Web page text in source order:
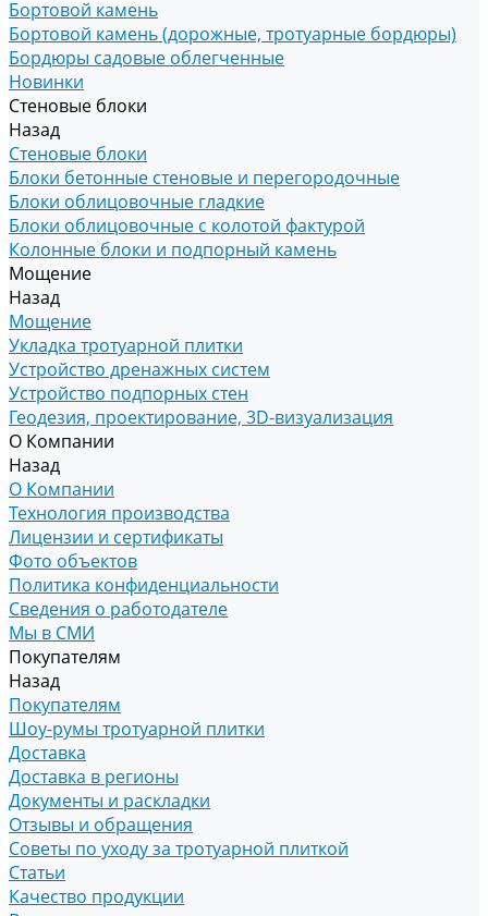
Бортовой камень
Бортовой камень (дорожные, тротуарные бордюры)
Бордюры садовые облегченные
Новинки
Стеновые блоки
Назад
Стеновые блоки
Блоки бетонные стеновые и перегородочные
Блоки облицовочные гладкие
Блоки облицовочные с колотой фактурой
Колонные блоки и подпорный камень
Мощение
Назад
Мощение
Укладка тротуарной плитки
Устройство дренажных систем
Устройство подпорных стен
Геодезия, проектирование, 3D-визуализация
О Компании
Назад
О Компании
Технология производства
Лицензии и сертификаты
Фото объектов
Политика конфиденциальности
Сведения о работодателе
Мы в СМИ
Покупателям
Назад
Покупателям
Шоу-румы тротуарной плитки
Доставка
Доставка в регионы
Документы и раскладки
Отзывы и обращения
Советы по уходу за тротуарной плиткой
Статьи
Качество продукции